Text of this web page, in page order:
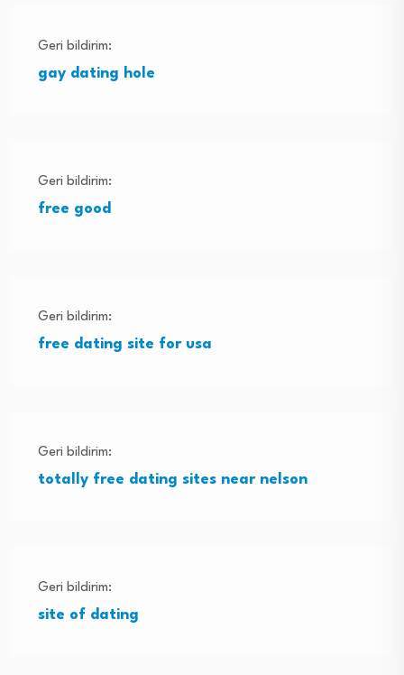
Geri bildirim:
gay dating hole
Geri bildirim:
free good
Geri bildirim:
free dating site for usa
Geri bildirim:
totally free dating sites near nelson
Geri bildirim:
site of dating